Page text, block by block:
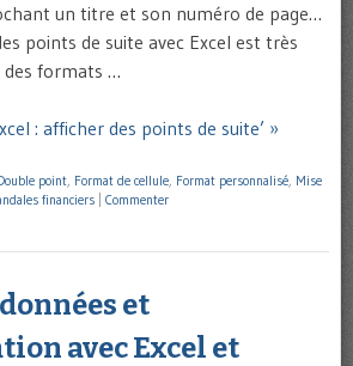
un titre et son numéro de page…
points de suite avec Excel est très
formats …
: afficher des points de suite’ »
point, Format de cellule, Format personnalisé, Mise
financiers Commenter
et
avec Excel et